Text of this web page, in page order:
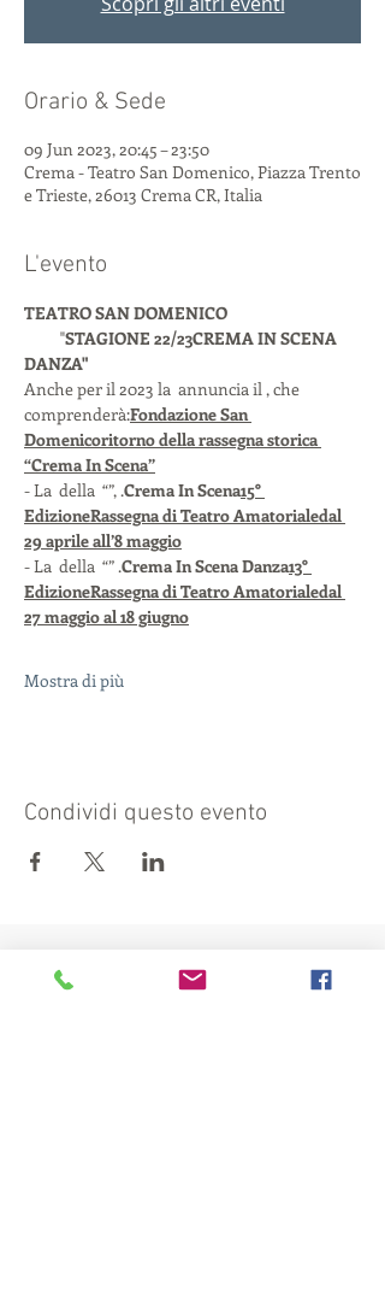
Orario & Sede
09 Jun 2023, 20:45 – 23:50
Crema - Teatro San Domenico, Piazza Trento
e Trieste, 26013 Crema CR, Italia
L'evento
TEATRO SAN DOMENICO
"STAGIONE 22/23CREMA IN SCENA
DANZA"
Anche per il 2023 la annuncia il , che
comprenderà:Fondazione San
Domenicoritorno della rassegna storica
“Crema In Scena”
- La della “”, .Crema In Scena15°
EdizioneRassegna di Teatro Amatorialedal
29 aprile all’8 maggio
- La della “” .Crema In Scena Danza13°
EdizioneRassegna di Teatro Amatorialedal
27 maggio al 18 giugno
Mostra di più
Condividi questo evento